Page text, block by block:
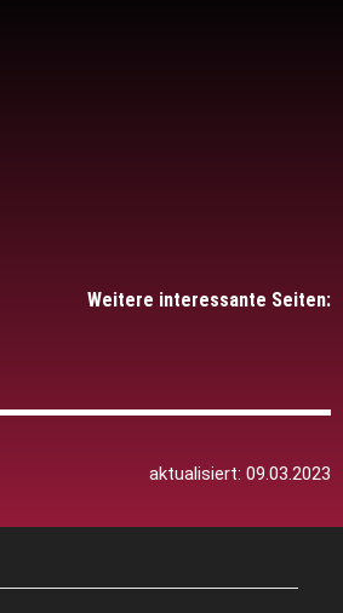
Weitere interessante Seiten:
aktualisiert: 09.03.2023